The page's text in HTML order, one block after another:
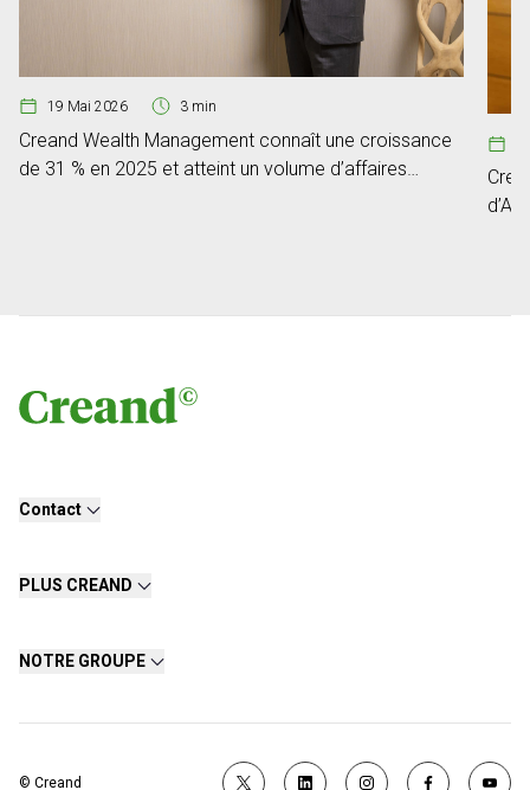
19 Mai 2026 3 min
Creand Wealth Management connaît une croissance
de 31 % en 2025 et atteint un volume d’affaires
Contact
PLUS CREAND
NOTRE GROUPE
© Creand